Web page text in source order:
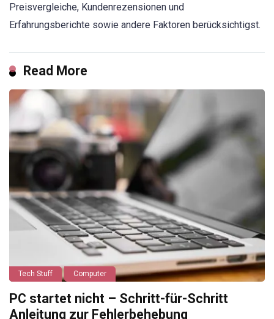
Preisvergleiche, Kundenrezensionen und
Erfahrungsberichte sowie andere Faktoren berücksichtigst.
Read More
Tech Stuff Computer
PC startet nicht – Schritt-für-Schritt
Anleitung zur Fehlerbehebung